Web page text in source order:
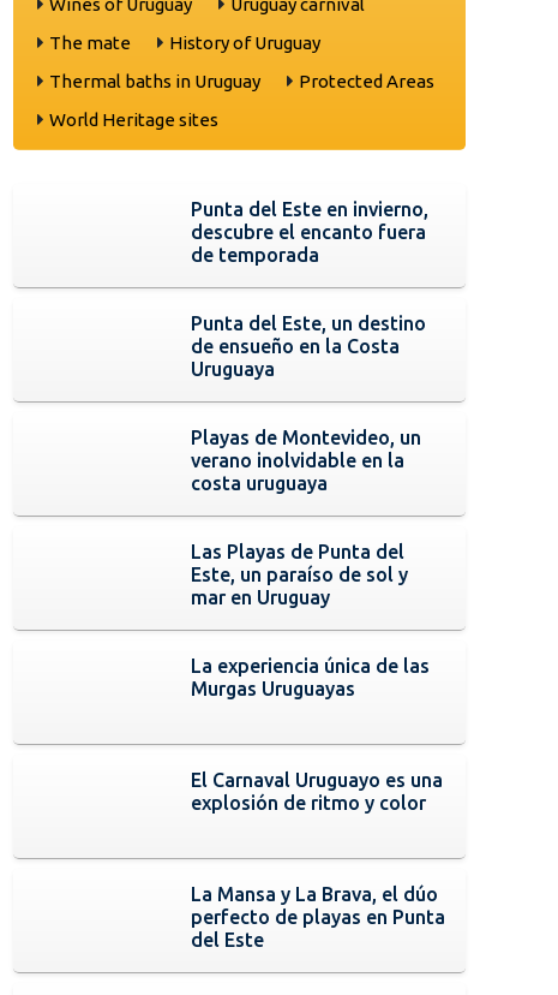
Wines of Uruguay
Uruguay carnival
The mate
History of Uruguay
Thermal baths in Uruguay
Protected Areas
World Heritage sites
Punta del Este en invierno,
descubre el encanto fuera
de temporada
Punta del Este, un destino
de ensueño en la Costa
Uruguaya
Playas de Montevideo, un
verano inolvidable en la
costa uruguaya
Las Playas de Punta del
Este, un paraíso de sol y
mar en Uruguay
La experiencia única de las
Murgas Uruguayas
El Carnaval Uruguayo es una
explosión de ritmo y color
La Mansa y La Brava, el dúo
perfecto de playas en Punta
del Este